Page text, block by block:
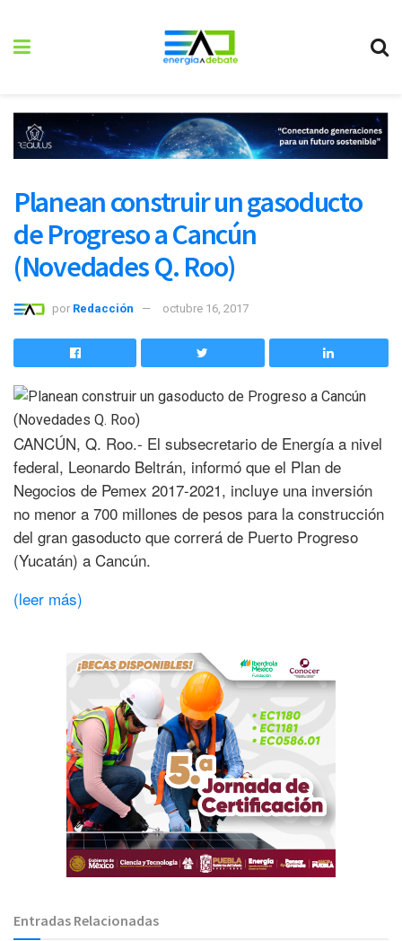
Planean construir un gasoducto
de Progreso a Cancún
(Novedades Q. Roo)
por Redacción octubre 16, 2017
CANCÚN, Q. Roo.- El subsecretario de Energía a nivel
federal, Leonardo Beltrán, informó que el Plan de
Negocios de Pemex 2017-2021, incluye una inversión
no menor a 700 millones de pesos para la construcción
del gran gasoducto que correrá de Puerto Progreso
(Yucatán) a Cancún.
(leer más)
Entradas Relacionadas